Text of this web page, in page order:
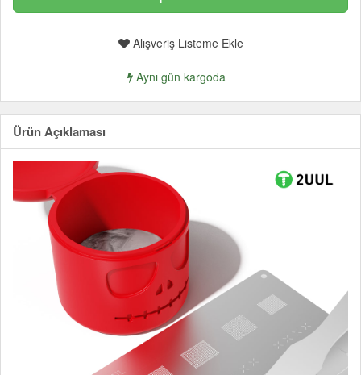
Alışveriş Listeme Ekle
Aynı gün kargoda
Ürün Açıklaması